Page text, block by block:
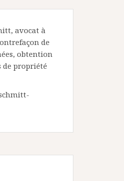
avocat à
de
obtention
de propriété